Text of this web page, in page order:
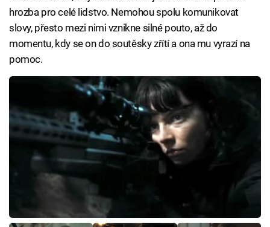
hrozba pro celé lidstvo. Nemohou spolu komunikovat
slovy, přesto mezi nimi vznikne silné pouto, až do
momentu, kdy se on do soutěsky zřítí a ona mu vyrazí na
pomoc.